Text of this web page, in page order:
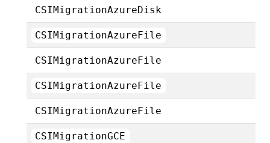
CSIMigrationAzureDisk
CSIMigrationAzureFile
CSIMigrationAzureFile
CSIMigrationAzureFile
CSIMigrationAzureFile
CSIMigrationGCE